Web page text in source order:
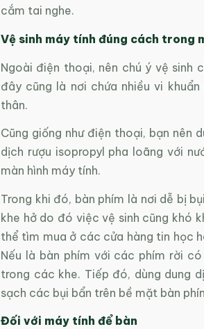
cắm tai nghe.
Vệ sinh máy tính đúng cách trong
Ngoài điện thoại, nên chú ý vệ sinh
đây cũng là nơi chứa nhiều vi
thân.
Cũng giống như điện thoại, bạn nên
dịch rượu isopropyl pha loãng với
màn hình máy tính.
Trong khi đó, bàn phím là nơi dễ bị
khe hở do đó việc vệ sinh cũng khó
thể tìm mua ở các cửa hàng tin học
Nếu là bàn phím với các phím rời
trong các khe. Tiếp đó, dùng dung
sạch các bụi bẩn trên bề mặt bàn
Đối với máy tính để bàn